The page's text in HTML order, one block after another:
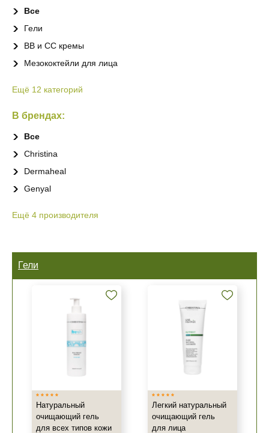
Все
Гели
BB и CC кремы
Мезококтейли для лица
Ещё 12 категорий
В брендах:
Все
Christina
Dermaheal
Genyal
Ещё 4 производителя
Гели
Натуральный
очищающий гель
для всех типов кожи
Легкий натуральный
очищающий гель
для лица